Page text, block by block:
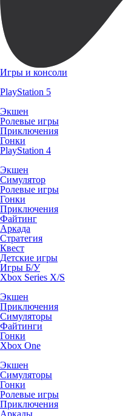
Игры и консоли
PlayStation 5
Экшен
Ролевые игры
Приключения
Гонки
PlayStation 4
Экшен
Симулятор
Ролевые игры
Гонки
Приключения
Файтинг
Аркада
Стратегия
Квест
Детские игры
Игры Б/У
Xbox Series X/S
Экшен
Приключения
Симуляторы
Файтинги
Гонки
Xbox One
Экшен
Симуляторы
Гонки
Ролевые игры
Приключения
Аркады